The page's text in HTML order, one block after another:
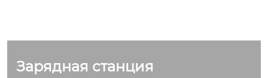
Зарядная станция